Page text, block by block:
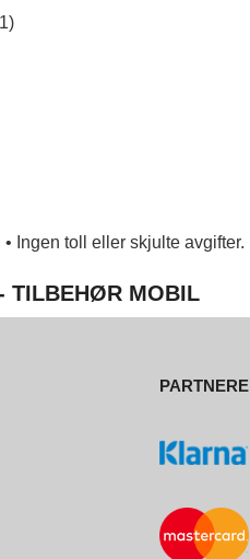
Ingen toll eller skjulte avgifter.
TILBEHØR MOBIL
PARTNERE